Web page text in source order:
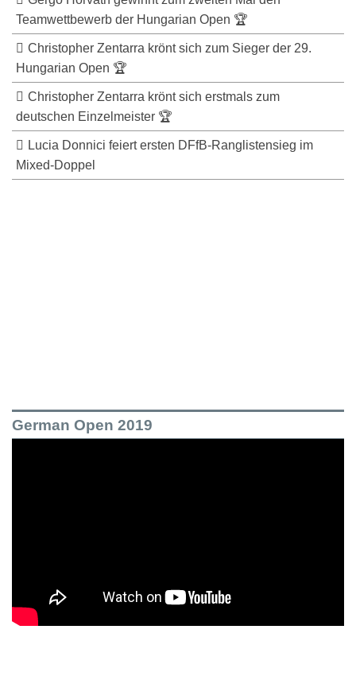
Teamwettbewerb der Hungarian Open 🏆
Christopher Zentarra krönt sich zum Sieger der 29.
Hungarian Open 🏆
Christopher Zentarra krönt sich erstmals zum
deutschen Einzelmeister 🏆
Lucia Donnici feiert ersten DFfB-Ranglistensieg im
Mixed-Doppel
German Open 2019